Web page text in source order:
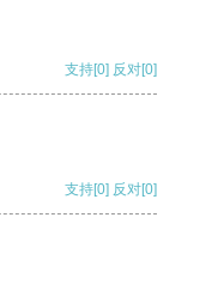
支持[0] 反对[0]
支持[0] 反对[0]